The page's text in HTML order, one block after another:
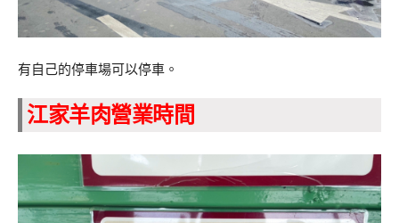
有自己的停車場可以停車。
江家羊肉營業時間